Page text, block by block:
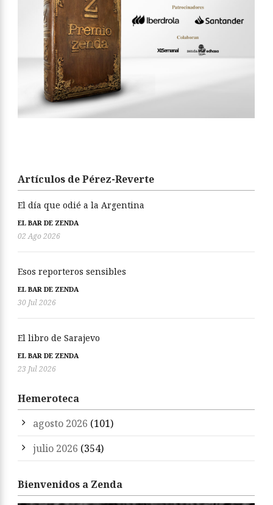
Artículos de Pérez-Reverte
El día que odié a la Argentina
EL BAR DE ZENDA
02 Ago 2026
Esos reporteros sensibles
EL BAR DE ZENDA
30 Jul 2026
El libro de Sarajevo
EL BAR DE ZENDA
23 Jul 2026
Hemeroteca
agosto 2026 (101)
julio 2026 (354)
Bienvenidos a Zenda